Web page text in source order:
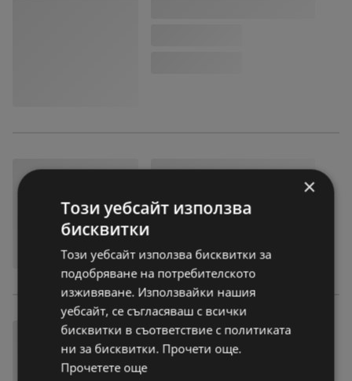
×
Този уебсайт използва
бисквитки
Този уебсайт използва бисквитки за
подобряване на потребителското
изживяване. Използвайки нашия
уебсайт, се съгласяваш с всички
бисквитки в съответствие с политиката
ни за бисквитки. Прочети още.
Прочетете още